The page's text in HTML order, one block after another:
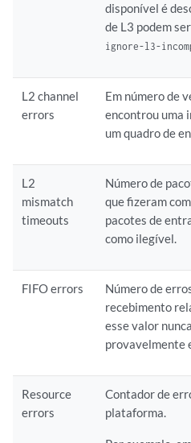
disponível é
de L3 podem
ignore-l3-
L2 channel
errors
Em número de
encontrou uma
um quadro de
L2
mismatch
timeouts
Número de
que fizeram
pacotes de
como ilegível.
FIFO errors
Número de
recebimento
esse valor
provavelmente
Resource
errors
Contador de
plataforma.